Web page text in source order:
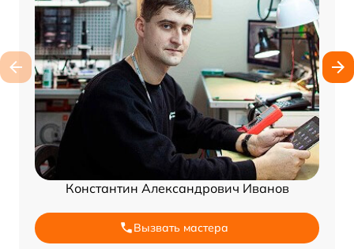
Константин Александрович Иванов
Вызвать мастера